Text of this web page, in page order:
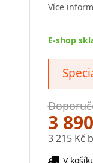
Více
E-shop
3
3 215 Kč
V